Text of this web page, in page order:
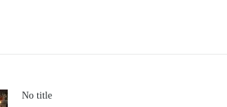
No title